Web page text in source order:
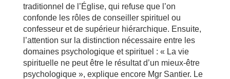
traditionnel de l’Église, qui refuse que l’on
confonde les rôles de conseiller spirituel ou
confesseur et de supérieur hiérarchique. Ensuite,
l’attention sur la distinction nécessaire entre les
domaines psychologique et spirituel : « La vie
spirituelle ne peut être le résultat d’un mieux-être
psychologique », explique encore Mgr Santier. Le